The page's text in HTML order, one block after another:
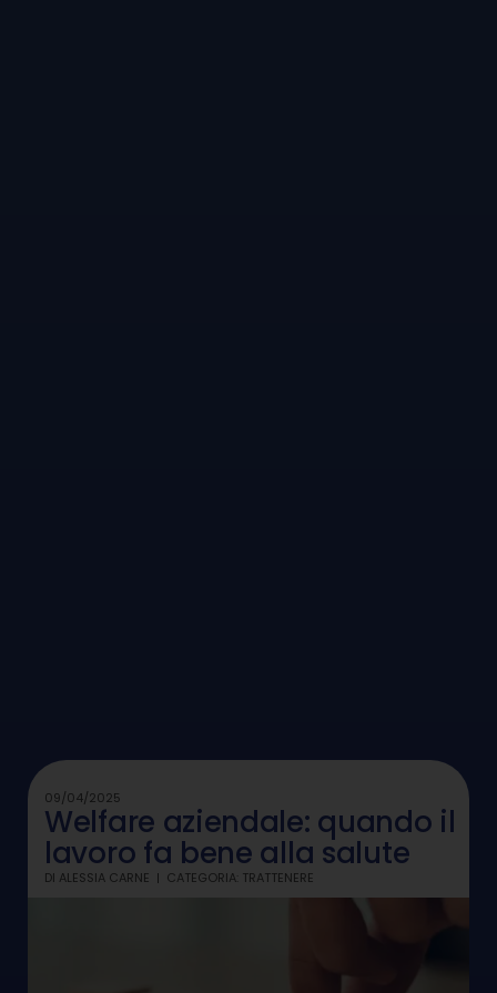
09/04/2025
Welfare aziendale: quando il
lavoro fa bene alla salute
DI ALESSIA CARNE CATEGORIA: TRATTENERE